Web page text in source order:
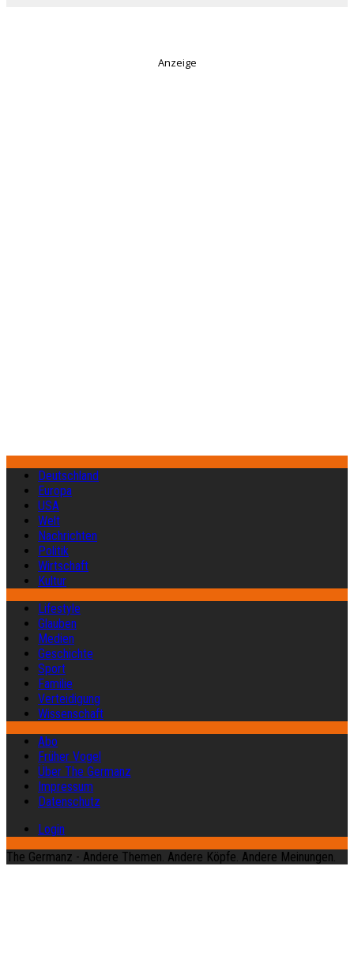
Anzeige
Deutschland
Europa
USA
Welt
Nachrichten
Politik
Wirtschaft
Kultur
Lifestyle
Glauben
Medien
Geschichte
Sport
Familie
Verteidigung
Wissenschaft
Abo
Früher Vogel
Über The Germanz
Impressum
Datenschutz
Login
The Germanz - Andere Themen. Andere Köpfe. Andere Meinungen.